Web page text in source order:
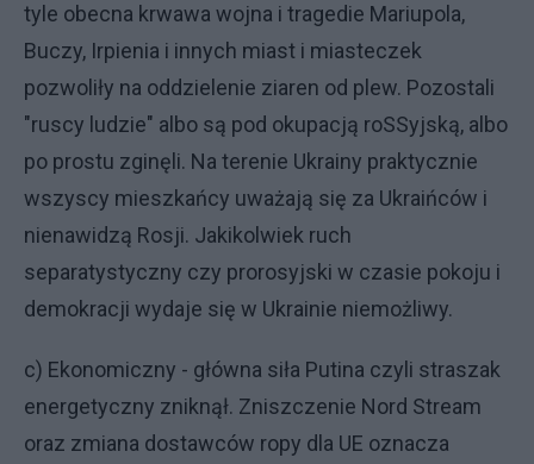
tyle obecna krwawa wojna i tragedie Mariupola,
Buczy, Irpienia i innych miast i miasteczek
pozwoliły na oddzielenie ziaren od plew. Pozostali
"ruscy ludzie" albo są pod okupacją roSSyjską, albo
po prostu zginęli. Na terenie Ukrainy praktycznie
wszyscy mieszkańcy uważają się za Ukraińców i
nienawidzą Rosji. Jakikolwiek ruch
separatystyczny czy prorosyjski w czasie pokoju i
demokracji wydaje się w Ukrainie niemożliwy.
c) Ekonomiczny - główna siła Putina czyli straszak
energetyczny zniknął. Zniszczenie Nord Stream
oraz zmiana dostawców ropy dla UE oznacza